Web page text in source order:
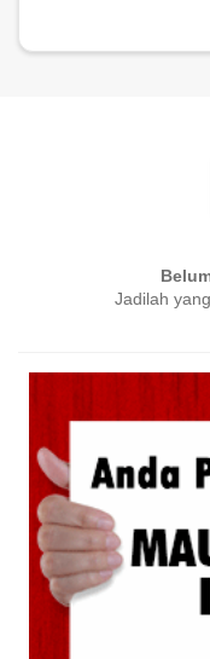
Jadilah